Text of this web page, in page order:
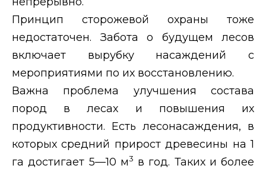
Принцип сторожевой охраны тоже
недостаточен. Забота о будущем лесов
включает вырубку насаждений с
мероприятиями по их восстановлению.
Важна проблема улучшения состава
пород в лесах и повышения их
продуктивности. Есть лесонасаждения, в
которых средний прирост древесины на 1
га достигает 5—10 м3 в год. Таких и более